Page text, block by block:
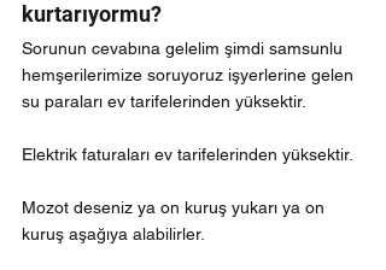
kurtarıyormu?
Sorunun cevabına gelelim şimdi samsunlu
hemşerilerimize soruyoruz işyerlerine gelen
su paraları ev tarifelerinden yüksektir.
Elektrik faturaları ev tarifelerinden yüksektir.
Mozot deseniz ya on kuruş yukarı ya on
kuruş aşağıya alabilirler.